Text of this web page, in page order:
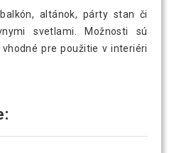
altánok, párty stan či
svetlami. Možnosti sú
pre použitie v interiéri